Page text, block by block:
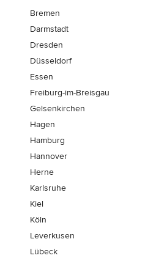
Bremen
Darmstadt
Dresden
Düsseldorf
Essen
Freiburg-im-Breisgau
Gelsenkirchen
Hagen
Hamburg
Hannover
Herne
Karlsruhe
Kiel
Köln
Leverkusen
Lübeck